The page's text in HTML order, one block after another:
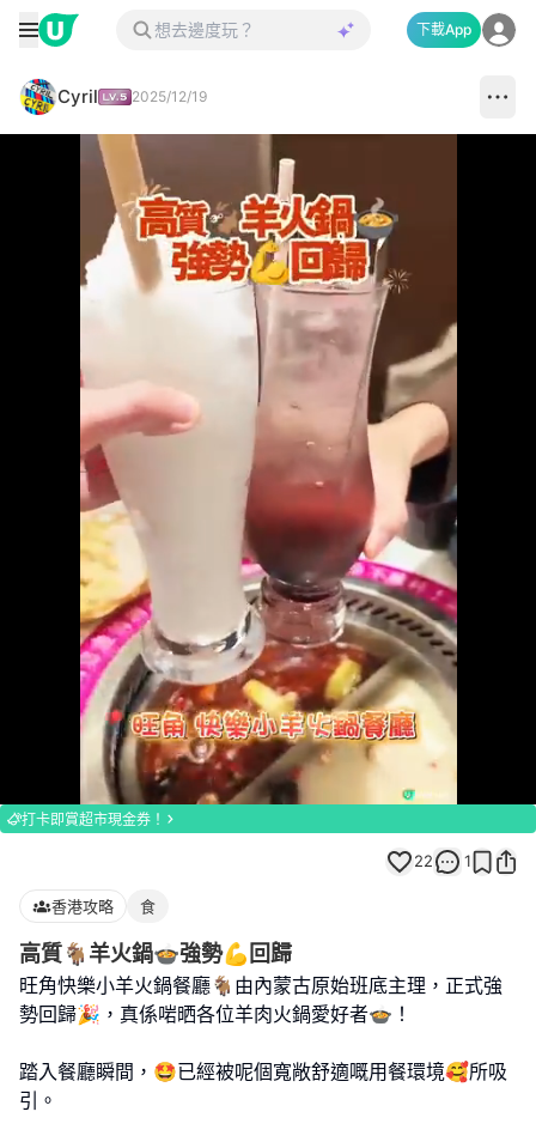
下載App
Cyril 2025/12/19
Loaded
92.31%
打卡即賞超市現金券！
22 1
香港攻略 食
高質🐐羊火鍋🍲強勢💪回歸
旺角快樂小羊火鍋餐廳🐐由內蒙古原始班底主理，正式強
勢回歸🎉，真係啱晒各位羊肉火鍋愛好者🍲！
踏入餐廳瞬間，🤩已經被呢個寬敞舒適嘅用餐環境🥰所吸
引。